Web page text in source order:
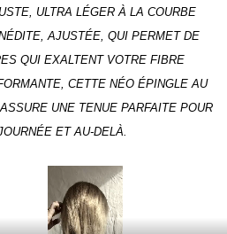
ULTRA LÉGER À LA COURBE
AJUSTÉE, QUI PERMET DE
QUI EXALTENT VOTRE FIBRE
CETTE NÉO ÉPINGLE AU
UNE TENUE PARFAITE POUR
ET AU-DELÀ.